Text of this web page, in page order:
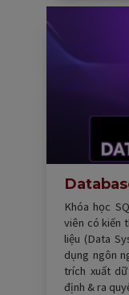
Khóa học
viên có kiến
liệu (Data
dụng ngôn
trích xuất
định & ra